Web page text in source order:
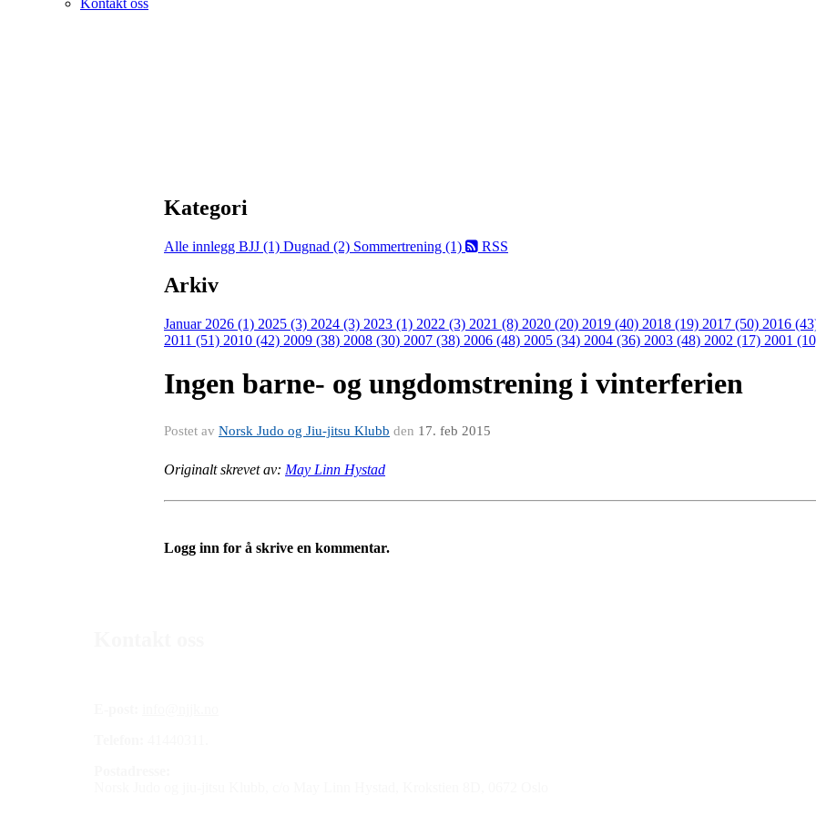
Kontakt oss
Kategori
Alle innlegg BJJ (1) Dugnad (2) Sommertrening (1) RSS
Arkiv
Januar 2026 (1) 2025 (3) 2024 (3) 2023 (1) 2022 (3) 2021 (8) 2020 (20) 2019 (40) 2018 (19) 2017 (50) 2016
2011 (51) 2010 (42) 2009 (38) 2008 (30) 2007 (38) 2006 (48) 2005 (34) 2004 (36) 2003 (48) 2002 (17) 2001
Ingen barne- og ungdomstrening i vinterferien
Postet av Norsk Judo og Jiu-jitsu Klubb den 17. feb 2015
Originalt skrevet av: May Linn Hystad
Logg inn for å skrive en kommentar.